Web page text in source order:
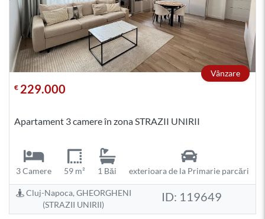
Vânzare
€ 229.000
Apartament 3 camere în zona STRAZII UNIRII
3 Camere 59 m² 1 Băi exterioara de la Primarie parcări
Cluj-Napoca, GHEORGHENI
(STRAZII UNIRII)
ID: 119649